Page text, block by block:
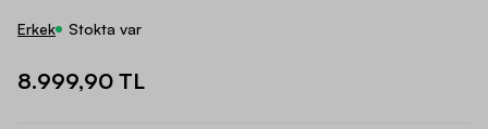
Erkek Stokta var
8.999,90 TL